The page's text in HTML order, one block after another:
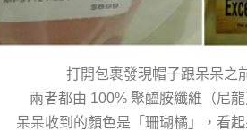
打開包裹發現帽子跟呆呆之
兩者都由 100% 聚醯胺纖維（尼
呆呆收到的顏色是「珊瑚橘」，看